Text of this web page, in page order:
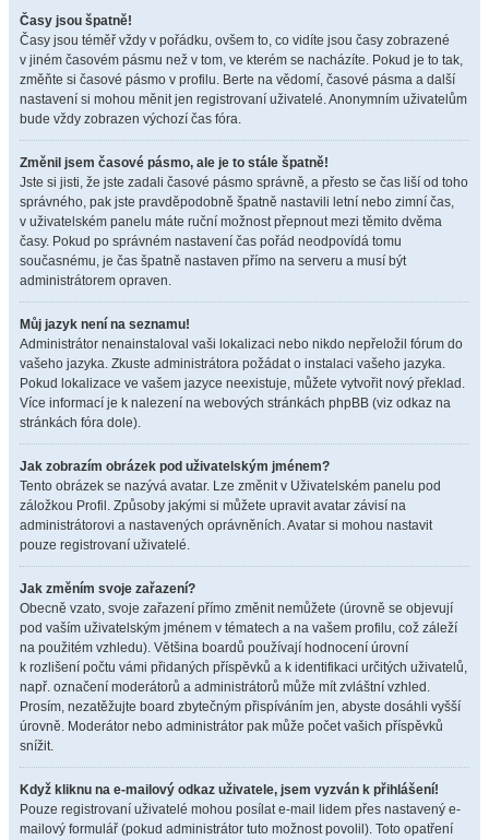
Časy jsou špatně!
Časy jsou téměř vždy v pořádku, ovšem to, co vidíte jsou časy zobrazené
v jiném časovém pásmu než v tom, ve kterém se nacházíte. Pokud je to tak,
změňte si časové pásmo v profilu. Berte na vědomí, časové pásma a další
nastavení si mohou měnit jen registrovaní uživatelé. Anonymním uživatelům
bude vždy zobrazen výchozí čas fóra.
Změnil jsem časové pásmo, ale je to stále špatně!
Jste si jisti, že jste zadali časové pásmo správně, a přesto se čas liší od toho
správného, pak jste pravděpodobně špatně nastavili letní nebo zimní čas,
v uživatelském panelu máte ruční možnost přepnout mezi těmito dvěma
časy. Pokud po správném nastavení čas pořád neodpovídá tomu
současnému, je čas špatně nastaven přímo na serveru a musí být
administrátorem opraven.
Můj jazyk není na seznamu!
Administrátor nenainstaloval vaši lokalizaci nebo nikdo nepřeložil fórum do
vašeho jazyka. Zkuste administrátora požádat o instalaci vašeho jazyka.
Pokud lokalizace ve vašem jazyce neexistuje, můžete vytvořit nový překlad.
Více informací je k nalezení na webových stránkách phpBB (viz odkaz na
stránkách fóra dole).
Jak zobrazím obrázek pod uživatelským jménem?
Tento obrázek se nazývá avatar. Lze změnit v Uživatelském panelu pod
záložkou Profil. Způsoby jakými si můžete upravit avatar závisí na
administrátorovi a nastavených oprávněních. Avatar si mohou nastavit
pouze registrovaní uživatelé.
Jak změním svoje zařazení?
Obecně vzato, svoje zařazení přímo změnit nemůžete (úrovně se objevují
pod vaším uživatelským jménem v tématech a na vašem profilu, což záleží
na použitém vzhledu). Většina boardů používají hodnocení úrovní
k rozlišení počtu vámi přidaných příspěvků a k identifikaci určitých uživatelů,
např. označení moderátorů a administrátorů může mít zvláštní vzhled.
Prosím, nezatěžujte board zbytečným přispíváním jen, abyste dosáhli vyšší
úrovně. Moderátor nebo administrátor pak může počet vašich příspěvků
snížit.
Když kliknu na e-mailový odkaz uživatele, jsem vyzván k přihlášení!
Pouze registrovaní uživatelé mohou posílat e-mail lidem přes nastavený e-
mailový formulář (pokud administrátor tuto možnost povolil). Toto opatření